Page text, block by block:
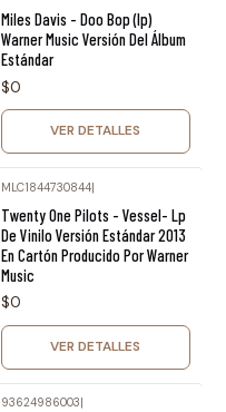
Miles Davis - Doo Bop (lp)
Warner Music Versión Del Álbum
Estándar
$0
VER DETALLES
MLC1844730844|
Twenty One Pilots - Vessel- Lp
De Vinilo Versión Estándar 2013
En Cartón Producido Por Warner
Music
$0
VER DETALLES
93624986003